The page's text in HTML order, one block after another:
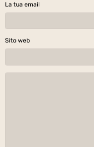
La tua email
Sito web